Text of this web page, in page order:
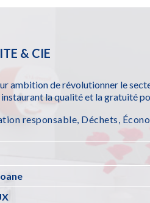
& CIE
ambition de révolutionner le
la qualité et la gratuité
responsable, Déchets,